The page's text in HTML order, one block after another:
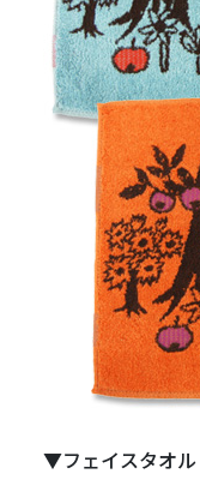
▼フェイスタオル